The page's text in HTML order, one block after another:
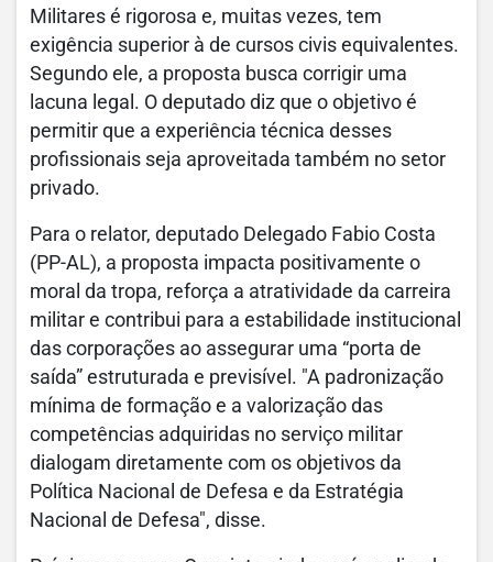
Militares é rigorosa e, muitas vezes, tem
exigência superior à de cursos civis equivalentes.
Segundo ele, a proposta busca corrigir uma
lacuna legal. O deputado diz que o objetivo é
permitir que a experiência técnica desses
profissionais seja aproveitada também no setor
privado.
Para o relator, deputado Delegado Fabio Costa
(PP-AL), a proposta impacta positivamente o
moral da tropa, reforça a atratividade da carreira
militar e contribui para a estabilidade institucional
das corporações ao assegurar uma “porta de
saída” estruturada e previsível. "A padronização
mínima de formação e a valorização das
competências adquiridas no serviço militar
dialogam diretamente com os objetivos da
Política Nacional de Defesa e da Estratégia
Nacional de Defesa", disse.